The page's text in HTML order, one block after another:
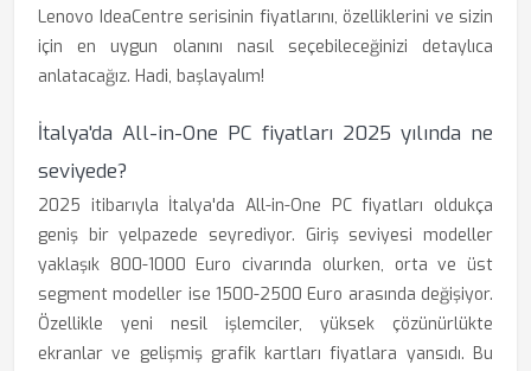
Lenovo IdeaCentre serisinin fiyatlarını, özelliklerini ve sizin
için en uygun olanını nasıl seçebileceğinizi detaylıca
anlatacağız. Hadi, başlayalım!
İtalya'da All-in-One PC fiyatları 2025 yılında ne
seviyede?
2025 itibarıyla İtalya'da All-in-One PC fiyatları oldukça
geniş bir yelpazede seyrediyor. Giriş seviyesi modeller
yaklaşık 800-1000 Euro civarında olurken, orta ve üst
segment modeller ise 1500-2500 Euro arasında değişiyor.
Özellikle yeni nesil işlemciler, yüksek çözünürlükte
ekranlar ve gelişmiş grafik kartları fiyatlara yansıdı. Bu